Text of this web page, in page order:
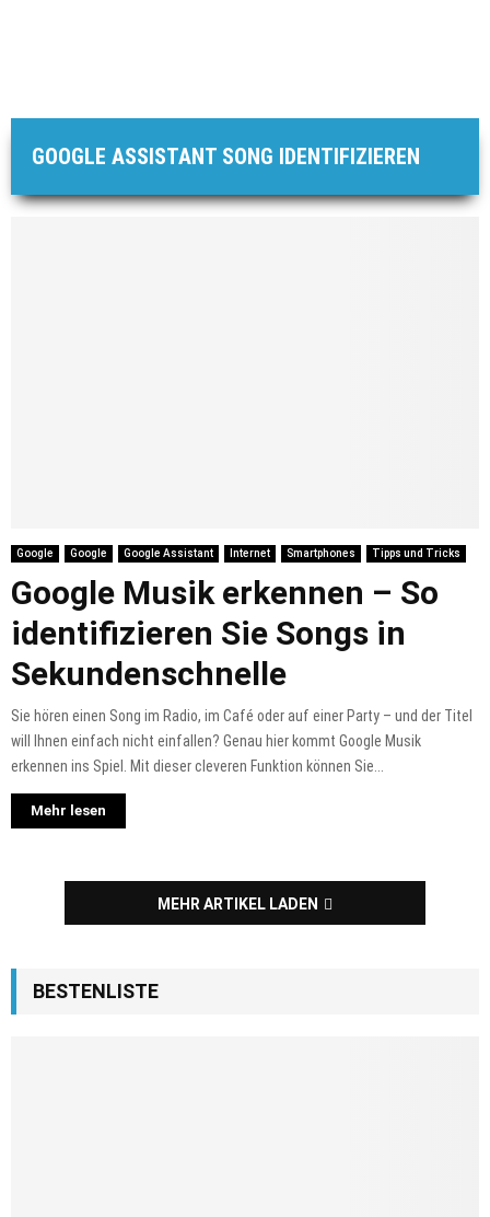
GOOGLE ASSISTANT SONG IDENTIFIZIEREN
Google Google Google Assistant Internet Smartphones Tipps und Tricks
Google Musik erkennen – So
identifizieren Sie Songs in
Sekundenschnelle
Sie hören einen Song im Radio, im Café oder auf einer Party – und der Titel
will Ihnen einfach nicht einfallen? Genau hier kommt Google Musik
erkennen ins Spiel. Mit dieser cleveren Funktion können Sie...
Mehr lesen
MEHR ARTIKEL LADEN
BESTENLISTE